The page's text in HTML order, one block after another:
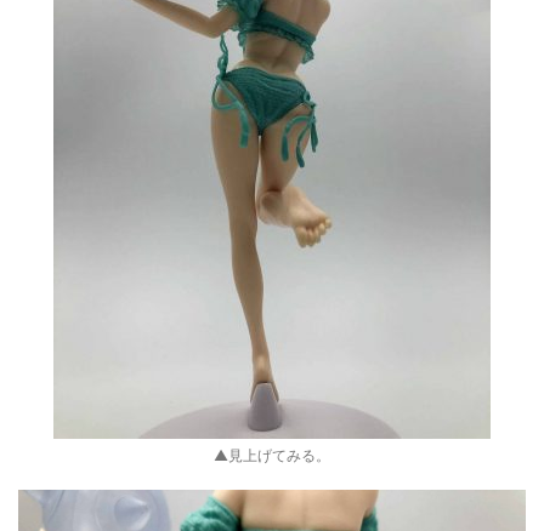
▲見上げてみる。